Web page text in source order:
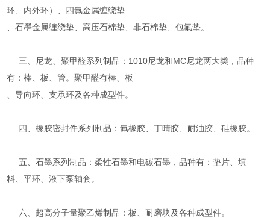
环、内外环）、四氟金属缠绕垫
、石墨金属缠绕垫、高压石棉垫、非石棉垫、包氟垫。
三、尼龙、聚甲醛系列制品：1010尼龙和MC尼龙两大类，品种
有：棒、板、管。聚甲醛有棒、板
、导向环、支承环及各种成型件。
四、橡胶密封件系列制品：氟橡胶、丁晴胶、耐油胶、硅橡胶。
五、石墨系列制品：柔性石墨和电碳石墨，品种有：垫片、填
料、平环、液下泵轴套。
六、超高分子量聚乙烯制品：板、耐磨块及各种成型件。